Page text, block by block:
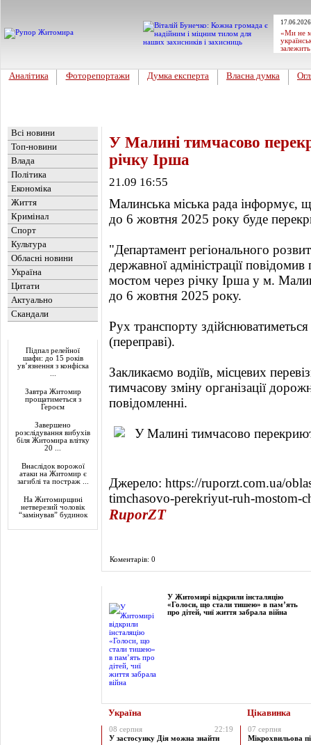
«Ми не
Аналітика Фоторепортажи Думка експерта Власна думка
Всі новини
Топ-новини
Влада
Політика
Економіка
Життя
Кримінал
Спорт
Культура
Обласні новини
Україна
Цитати
Актуально
Скандали
Підпал релейної
шафи: до 15 років
ув’язнення з конфіска
Завтра Житомир
прощатиметься з
Героєм
Завершено
розслідування вибухів
біля Житомира влітку
20 ...
Внаслідок ворожої
атаки на Житомир є
загиблі та постраж ...
На Житомирщині
нетверезий чоловік
“замінував” будинок
У Малині тимчасово
річку Ірша
21.09 16:55
Малинська міська рада інформує,
до 6 жовтня 2025 року буде
"Департамент регіонального
державної адміністрації
мостом через річку Ірша у м.
до 6 жовтня 2025 року.
Рух транспорту здійснюватиметься
(переправі).
Закликаємо водіїв, місцевих
тимчасову зміну організації
повідомленні.
Джерело: https://ruporzt.com.ua/
timchasovo-perekriyut-ruh-mostom-
RuporZT
Коментарів: 0
У Житомирі відкрили інсталяцію
«Голоси, що стали тишею» в пам’ять
про дітей, чиї життя забрала війна
Україна Цікавинка
08 серпня
22:19
У застосунку Дія можна знайти
07 серпня
Мікрохвильова